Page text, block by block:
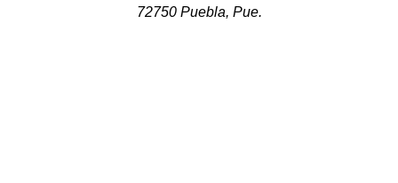
72750 Puebla, Pue.